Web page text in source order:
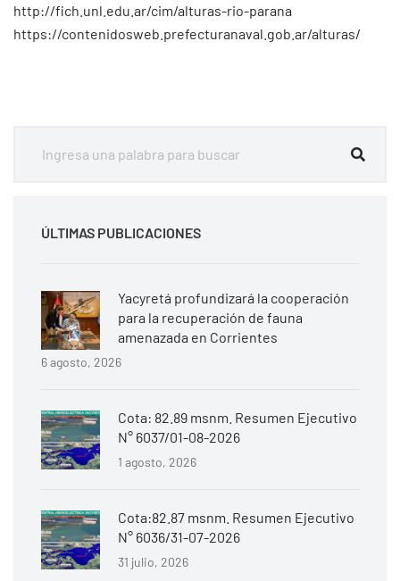
http://fich.unl.edu.ar/cim/alturas-rio-parana
https://contenidosweb.prefecturanaval.gob.ar/alturas/
ÚLTIMAS PUBLICACIONES
Yacyretá profundizará la cooperación
para la recuperación de fauna
amenazada en Corrientes
6 agosto, 2026
Cota: 82.89 msnm. Resumen Ejecutivo
N° 6037/01-08-2026
1 agosto, 2026
Cota:82.87 msnm. Resumen Ejecutivo
N° 6036/31-07-2026
31 julio, 2026